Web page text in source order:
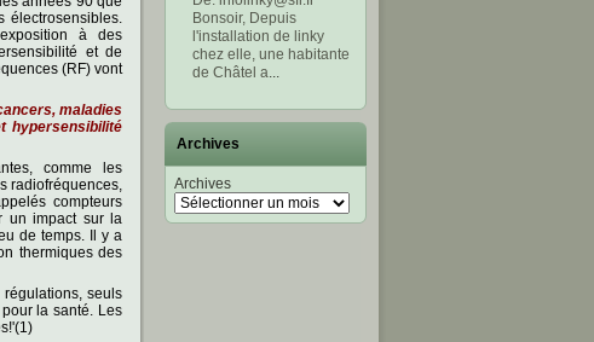
électrosensibles.
à des
et de
(RF) vont
maladies
hypersensibilité
comme les
radiofréquences,
compteurs
un impact sur la
de temps. Il y a
thermiques des
seuls
la santé. Les
Bonsoir, Depuis
l'installation de linky
chez elle, une habitante
de Châtel a...
Archives
Archives